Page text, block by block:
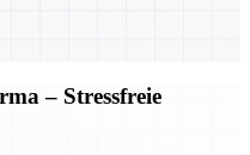
– Stressfreie